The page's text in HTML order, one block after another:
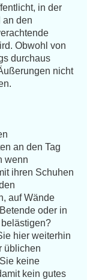
in der
an den
Obwohl von
durchaus
nicht
an den Tag
wenn
ihren Schuhen
auf Wände
oder in
hier weiterhin
üblichen
keine
kein gutes